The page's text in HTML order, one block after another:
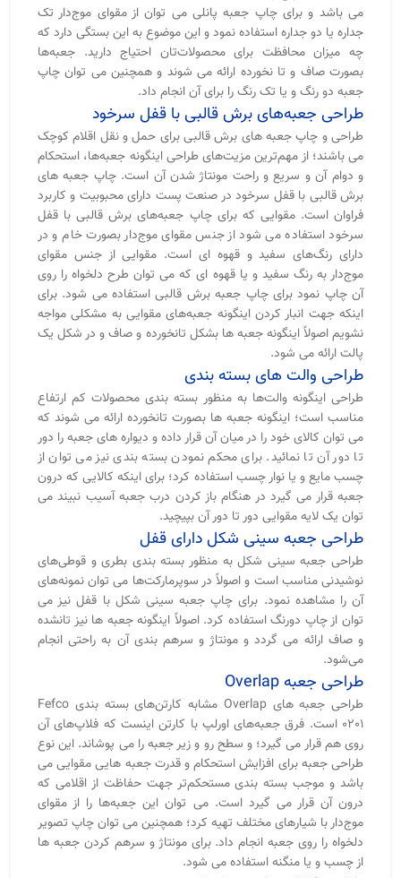
می باشد و برای چاپ جعبه پانلی می توان از مقوای موج‌دار تک
جداره یا دو جداره استفاده نمود و این موضوع به این بستگی دارد که
چه میزان محافظت برای محصولات‌تان احتیاج دارید. جعبه‌ها
بصورت صاف و تا نخورده ارائه می شوند و همچنین می توان چاپ
جعبه دو رنگ و یا تک رنگ را برای آن انجام داد.
طراحی جعبه‌های برش قالبی با قفل سرخود
طراحی و چاپ جعبه های برش قالبی برای حمل و نقل اقلام کوچک
می باشند؛ از مهم‌ترین مزیت‌های طراحی اینگونه جعبه‌ها، استحکام
و دوام آن و سریع و راحت مونتاژ شدن آن است. چاپ جعبه های
برش قالبی با قفل سرخود در صنعت پست دارای محبوبیت و کاربرد
فراوان است. مقوایی که برای چاپ جعبه‌های برش قالبی با قفل
سرخود استفاده می شود از جنس مقوای موج‌دار بصورت خام و در
دارای رنگ‌های سفید و قهوه ای است. مقوایی از جنس مقوای
موج‌دار به رنگ سفید و یا قهوه ای که می توان طرح دلخواه را روی
آن چاپ نمود برای چاپ جعبه برش قالبی استفاده می شود. برای
اینکه جهت انبار کردن اینگونه جعبه‌های مقوایی به مشکلی مواجه
نشویم اصولاً اینگونه جعبه ها بشکل تانخورده و صاف و در شکل یک
پالت ارائه می شود.
طراحی والت های بسته بندی
طراحی اینگونه والت‌ها به منظور بسته بندی محصولات کم ارتفاع
مناسب است؛ اینگونه جعبه ها بصورت تانخورده ارائه می شوند که
می توان کالای خود را در میان آن قرار داده و دیواره های جعبه را دور
تا دور آن تا نمائید. برای محکم نمودن بسته بندی نیز می توان از
چسب مایع و یا نوار چسب استفاده کرد؛ برای اینکه کالایی که درون
جعبه قرار می گیرد در هنگام باز کردن درب جعبه آسیب نبیند می
توان یک لایه مقوایی دور تا دور آن بپیچید.
طراحی جعبه سینی شکل دارای قفل
طراحی جعبه سینی شکل به منظور بسته بندی بطری و قوطی‌های
نوشیدنی مناسب است و اصولاً در سوپرمارکت‌ها می توان نمونه‌های
آن را مشاهده نمود. برای چاپ جعبه سینی شکل با قفل نیز می
توان از چاپ دورنگ استفاده کرد. اصولاً اینگونه جعبه ها نیز تانشده
و صاف ارائه می گردد و مونتاژ و سرهم بندی آن به راحتی انجام
می‌شود.
طراحی جعبه Overlap
طراحی جعبه های Overlap مشابه کارتن‌های بسته بندی Fefco
0201 است. فرق جعبه‌های اورلپ با کارتن اینست که فلاپ‌های آن
روی هم قرار می گیرد؛ و سطح رو و زیر جعبه را می پوشاند. این نوع
طراحی جعبه برای افزایش استحکام و قدرت جعبه هایی مقوایی می
باشد و موجب بسته بندی مستحکم‌تر جهت حفاظت از اقلامی که
درون آن قرار می گیرد است. می توان این جعبه‌ها را از مقوای
موج‌دار با شیارهای مختلف تهیه کرد؛ همچنین می توان چاپ تصویر
دلخواه را روی جعبه انجام داد. برای مونتاژ و سرهم کردن جعبه ها
از چسب و یا منگنه استفاده می شود.